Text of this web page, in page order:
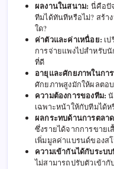
ผลงานในสนาม: นี่คือปั
ทีมได้ทันทีหรือไม่? สร้า
ใด?
ค่าตัวและค่าเหนื่อย: เ
การจ่ายแพงไปสำหรับ
ที่ดี
อายุและศักยภาพในกา
ศักยภาพสูงมักให้ผลตอ
ความต้องการของทีม:
เฉพาะหน้าให้กับทีมได้ห
ผลกระทบด้านการตลา
ซึ่งรายได้จากการขาย
เพิ่มมูลค่าแบรนด์ของส
ความเข้ากันได้กับระบ
ไม่สามารถปรับตัวเข้า